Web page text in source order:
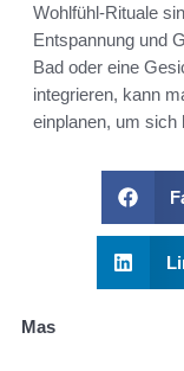
Wohlfühl-Rituale
Entspannung und
Bad oder eine
integrieren, kann
einplanen, um
Mas